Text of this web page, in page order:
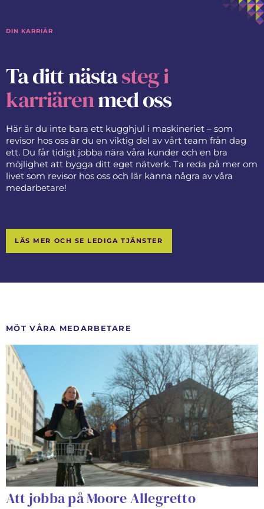
DIN KARRIÄR
Ta ditt nästasteg i
karriärenmed oss
Här är du inte bara ett kugghjul i maskineriet – som
revisor hos oss är du en viktig del av vårt team från dag
ett. Du får tidigt jobba nära våra kunder och en bra
möjlighet att bygga ditt eget nätverk. Ta reda på mer om
livet som revisor hos oss och lär känna några av våra
medarbetare!
LÄS MER OCH SE LEDIGA TJÄNSTER
MÖT VÅRA MEDARBETARE
Att jobba på Moore Allegretto